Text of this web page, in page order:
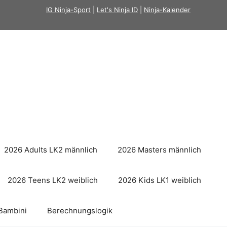
IG Ninja-Sport Let's Ninja ID Ninja-Kalender
2026 Adults LK2 männlich 2026 Masters männlich
2026 Teens LK2 weiblich 2026 Kids LK1 weiblich
Berechnungslogik